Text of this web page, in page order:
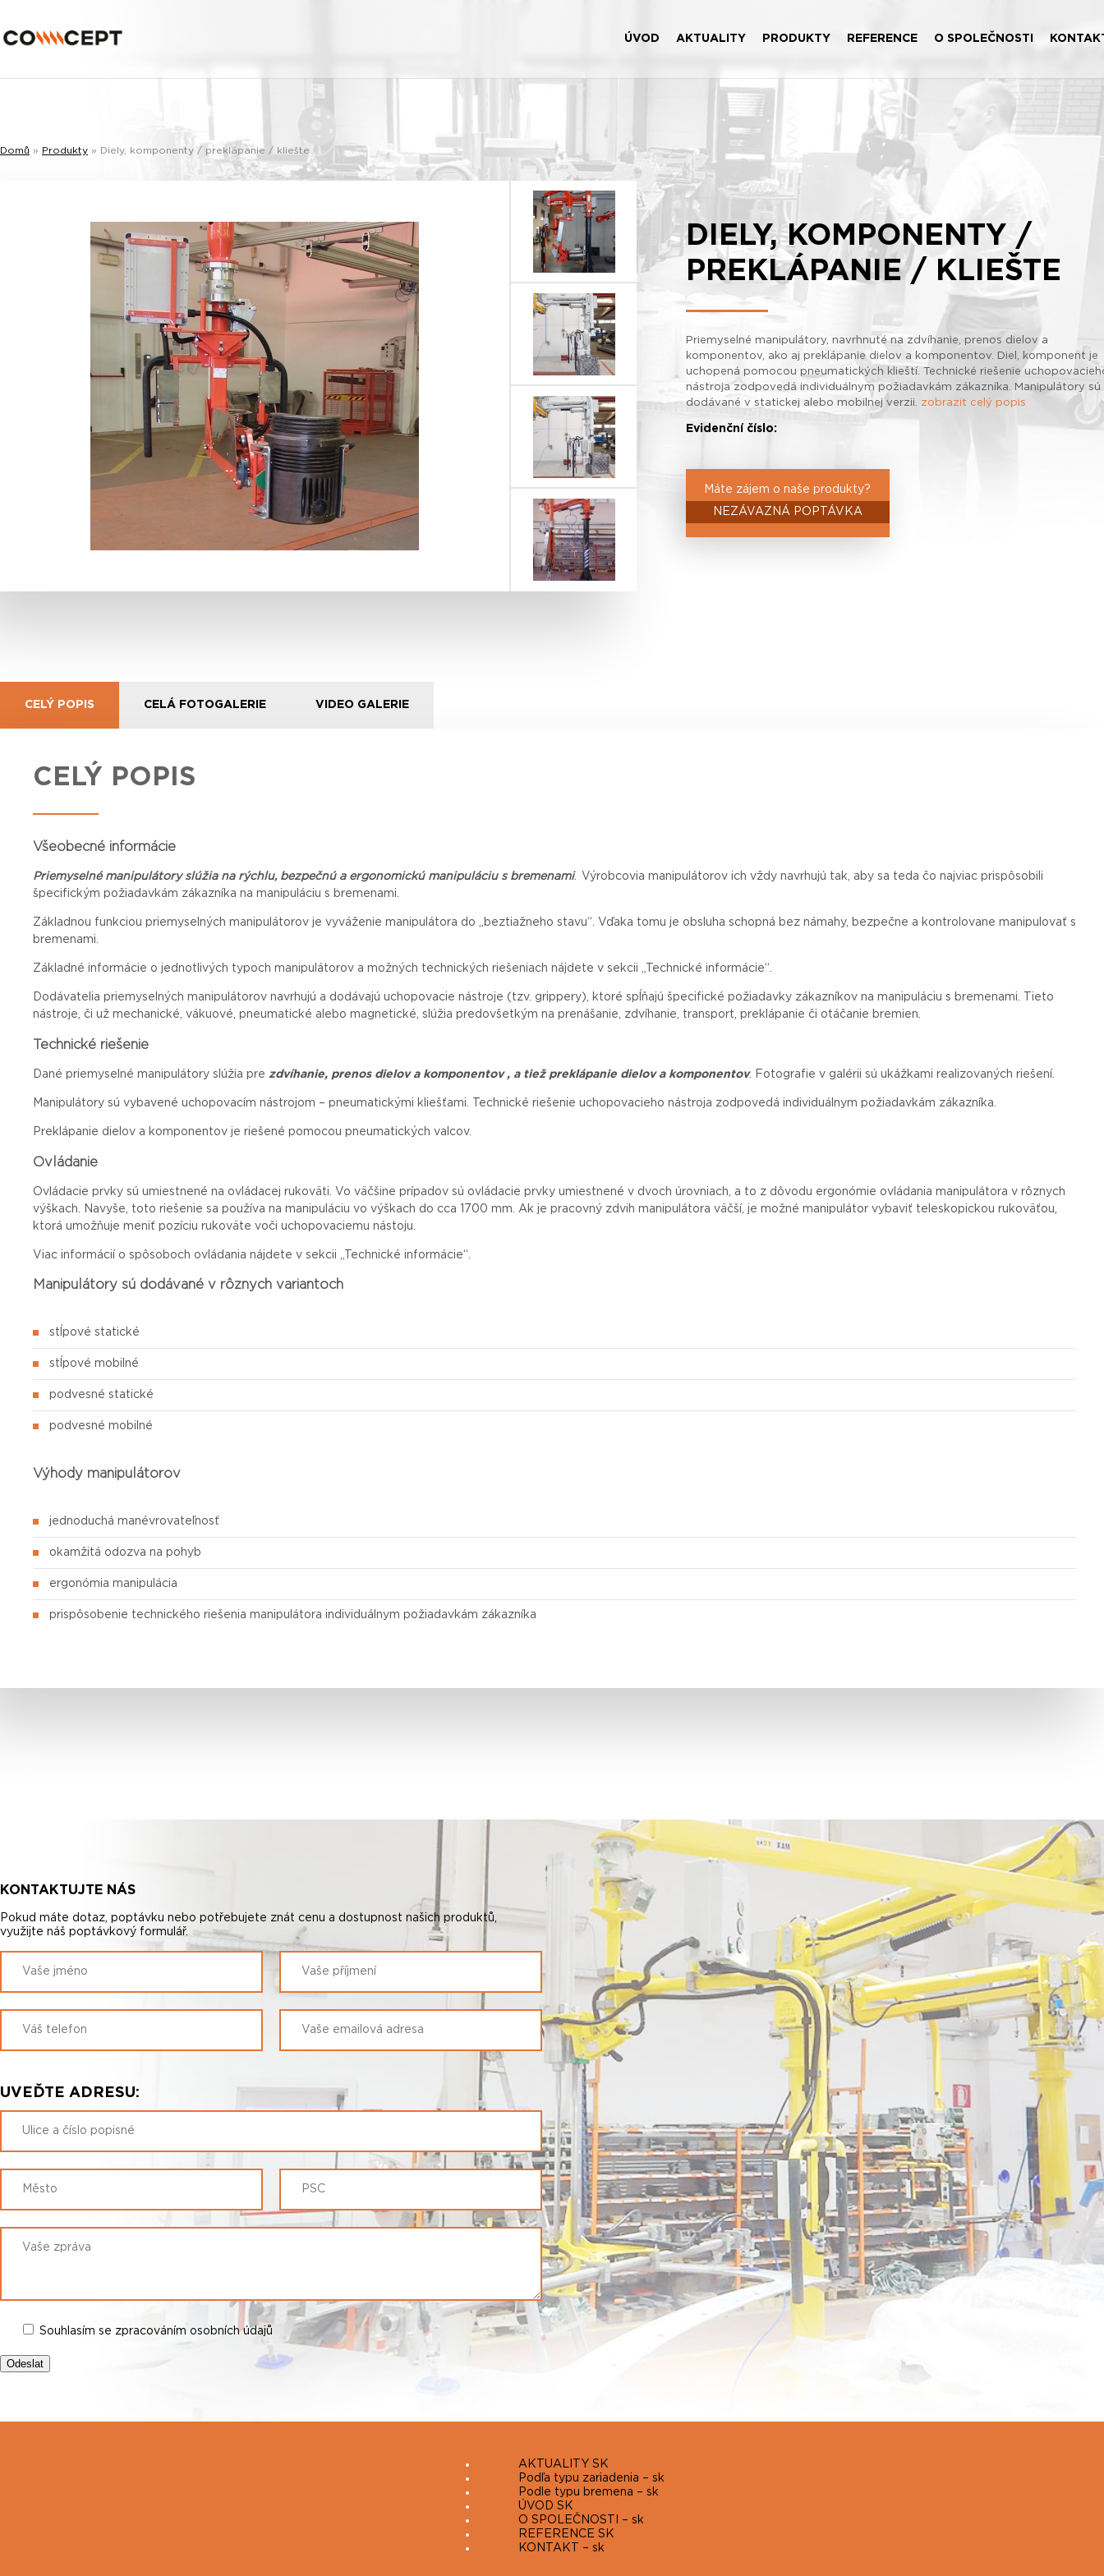
ÚVOD AKTUALITY PRODUKTY REFERENCE O SPOLEČNOSTI
Domů » Produkty » Diely, komponenty / preklápanie / kliešte
DIELY, KOMPONENTY /
PREKLÁPANIE / KLIEŠTE
Priemyselné manipulátory, navrhnuté na zdvíhanie, prenos dielov a
komponentov, ako aj preklápanie dielov a komponentov. Diel, komponent je
uchopená pomocou pneumatických klieští. Technické riešenie
nástroja zodpovedá individuálnym požiadavkám zákazníka. Manipulátory sú
dodávané v statickej alebo mobilnej verzii. zobrazit celý popis
Evidenční číslo:
Máte zájem o naše produkty?
NEZÁVAZNÁ POPTÁVKA
CELÝ POPIS CELÁ FOTOGALERIE VIDEO GALERIE
CELÝ POPIS
Všeobecné informácie
Priemyselné manipulátory slúžia na rýchlu, bezpečnú a ergonomickú manipuláciu s bremenami. Výrobcovia manipulátorov ich vždy navrhujú tak, aby sa teda čo najviac prispôsobili
špecifickým požiadavkám zákazníka na manipuláciu s bremenami.
Základnou funkciou priemyselných manipulátorov je vyváženie manipulátora do „beztiažneho stavu“. Vďaka tomu je obsluha schopná bez námahy, bezpečne a kontrolovane manipulovať s
bremenami.
Základné informácie o jednotlivých typoch manipulátorov a možných technických riešeniach nájdete v sekcii „Technické informácie“.
Dodávatelia priemyselných manipulátorov navrhujú a dodávajú uchopovacie nástroje (tzv. grippery), ktoré spĺňajú špecifické požiadavky zákazníkov na manipuláciu s bremenami. Tieto
nástroje, či už mechanické, vákuové, pneumatické alebo magnetické, slúžia predovšetkým na prenášanie, zdvíhanie, transport, preklápanie či otáčanie bremien.
Technické riešenie
Dané priemyselné manipulátory slúžia pre zdvíhanie, prenos dielov a komponentov , a tiež preklápanie dielov a komponentov. Fotografie v galérii sú ukážkami realizovaných riešení.
Manipulátory sú vybavené uchopovacím nástrojom – pneumatickými kliešťami. Technické riešenie uchopovacieho nástroja zodpovedá individuálnym požiadavkám zákazníka.
Preklápanie dielov a komponentov je riešené pomocou pneumatických valcov.
Ovládanie
Ovládacie prvky sú umiestnené na ovládacej rukoväti. Vo väčšine prípadov sú ovládacie prvky umiestnené v dvoch úrovniach, a to z dôvodu ergonómie ovládania manipulátora v rôznych
výškach. Navyše, toto riešenie sa používa na manipuláciu vo výškach do cca 1700 mm. Ak je pracovný zdvih manipulátora väčší, je možné manipulátor vybaviť teleskopickou rukoväťou,
ktorá umožňuje meniť pozíciu rukoväte voči uchopovaciemu nástoju.
Viac informácií o spôsoboch ovládania nájdete v sekcii „Technické informácie“.
Manipulátory sú dodávané v rôznych variantoch
stĺpové statické
stĺpové mobilné
podvesné statické
podvesné mobilné
Výhody manipulátorov
jednoduchá manévrovateľnosť
okamžitá odozva na pohyb
ergonómia manipulácia
prispôsobenie technického riešenia manipulátora individuálnym požiadavkám zákazníka
KONTAKTUJTE NÁS
Pokud máte dotaz, poptávku nebo potřebujete znát cenu a dostupnost našich produktů,
využijte náš poptávkový formulář.
UVEĎTE ADRESU:
Souhlasím se zpracováním osobních údajů
AKTUALITY SK
Podľa typu zariadenia – sk
Podle typu bremena – sk
ÚVOD SK
O SPOLEČNOSTI – sk
REFERENCE SK
KONTAKT – sk